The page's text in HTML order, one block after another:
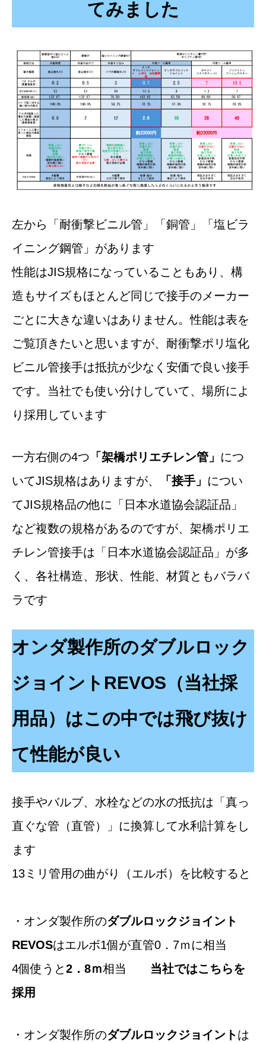
てみました
左から「耐衝撃ビニル管」「銅管」「塩ビラ
イニング鋼管」があります
性能はJIS規格になっていることもあり、構
造もサイズもほとんど同じで接手のメーカー
ごとに大きな違いはありません。性能は表を
ご覧頂きたいと思いますが、耐衝撃ポリ塩化
ビニル管接手は抵抗が少なく安価で良い接手
です。当社でも使い分けしていて、場所によ
り採用しています
一方右側の4つ 「架橋ポリエチレン管」 につ
いてJIS規格はありますが、
「接手」 につい
てJIS規格品の他に「日本水道協会認証品」
など複数の規格があるのですが、架橋ポリエ
チレン管接手は「日本水道協会認証品」が多
く、各社構造、形状、性能、材質ともバラバ
ラです
オンダ製作所のダブルロック
ジョイントREVOS（当社採
用品）はこの中では飛び抜け
て性能が良い
接手やバルブ、水栓などの水の抵抗は「真っ
直ぐな管（直管）」に換算して水利計算をし
ます
13ミリ管用の曲がり（エルボ）を比較すると
・オンダ製作所のダブルロックジョイント
REVOSはエルボ1個が直管0．7ｍに相当
4個使うと2．8ｍ相当 当社ではこちらを
採用
・オンダ製作所のダブルロックジョイントは